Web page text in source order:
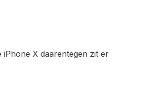
X daarentegen zit er